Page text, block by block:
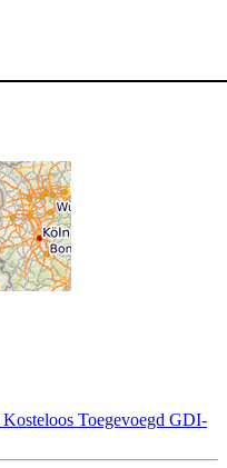
Kosteloos Toegevoegd GDI-